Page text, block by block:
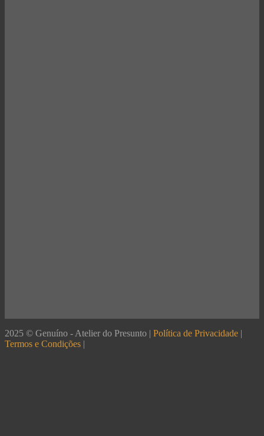
2025 © Genuíno - Atelier do Presunto | Política de Privacidade
Termos e Condições